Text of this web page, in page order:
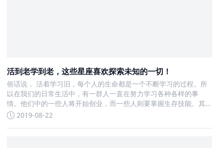
活到老学到老，这些星座喜欢探索未知的一切！
俗话说， 活着学习旧，每个人的生命都是一个不断学习的过程。所
以在我们的日常生活中，有一群人一直在努力学习各种各样的事
情。他们中的一些人将开始创业，而一些人则要掌握生存技能。其
他人纯粹是为了好玩
2019-08-22